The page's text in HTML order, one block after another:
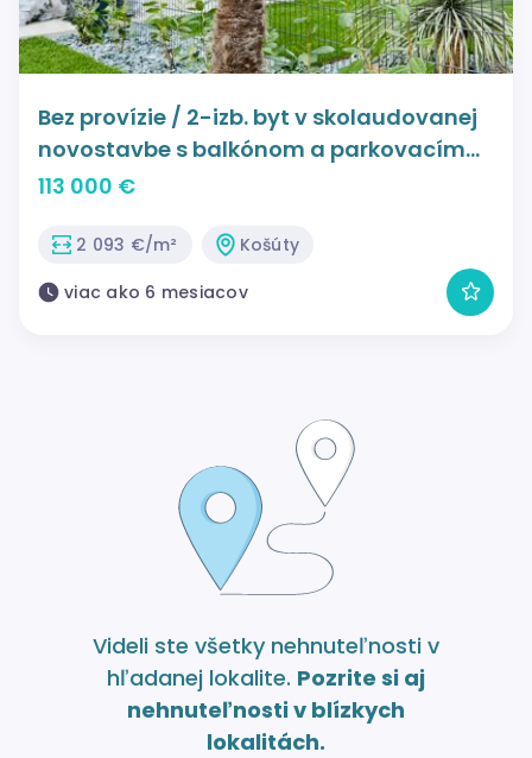
Bez provízie / 2-izb. byt v skolaudovanej
novostavbe s balkónom a parkovacím
miestom - Košúty
113 000 €
2 093 €/m²
Košúty
viac ako 6 mesiacov
Videli ste všetky nehnuteľnosti v
hľadanej lokalite. Pozrite si aj
nehnuteľnosti v blízkych
lokalitách.